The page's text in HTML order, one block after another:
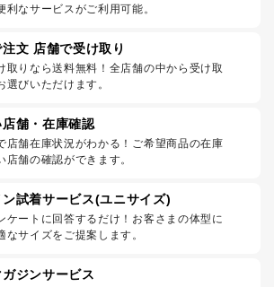
利なサービスがご利用可能。
文 店舗で受け取り
取りなら送料無料！全店舗の中から受け取
選びいただけます。
舗・在庫確認
店舗在庫状況がわかる！ご希望商品の在庫
店舗の確認ができます。
試着サービス(ユニサイズ)
ケートに回答するだけ！お客さまの体型に
なサイズをご提案します。
ガジンサービス